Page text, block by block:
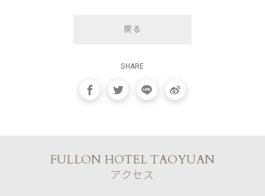
戻る
SHARE
FULLON HOTEL TAOYUAN
アクセス